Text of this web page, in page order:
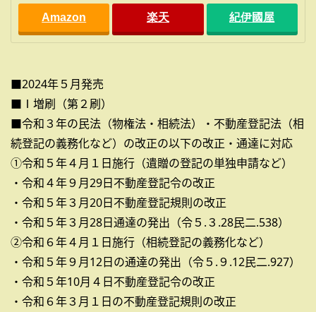
Amazon 楽天 紀伊國屋
■2024年５月発売
■Ⅰ増刷（第２刷）
■令和３年の民法（物権法・相続法）・不動産登記法（相
続登記の義務化など）の改正の以下の改正・通達に対応
①令和５年４月１日施行（遺贈の登記の単独申請など）
・令和４年９月29日不動産登記令の改正
・令和５年３月20日不動産登記規則の改正
・令和５年３月28日通達の発出（令５.３.28民二.538）
②令和６年４月１日施行（相続登記の義務化など）
・令和５年９月12日の通達の発出（令５.９.12民二.927）
・令和５年10月４日不動産登記令の改正
・令和６年３月１日の不動産登記規則の改正